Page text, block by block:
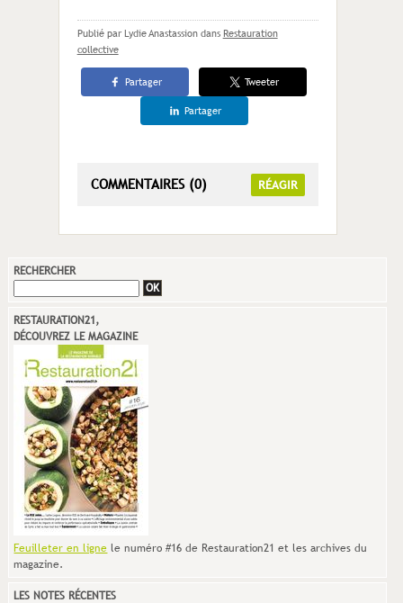
Publié par Lydie Anastassion dans Restauration
collective
Partager Tweeter
Partager
COMMENTAIRES (0) RÉAGIR
RECHERCHER
RESTAURATION21,
DÉCOUVREZ LE MAGAZINE
Feuilleter en ligne le numéro #16 de Restauration21 et les archives du
magazine.
LES NOTES RÉCENTES